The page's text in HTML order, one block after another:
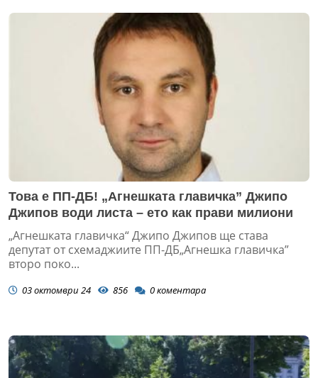
Това е ПП-ДБ! „Агнешката главичка” Джипо
Джипов води листа – ето как прави милиони
„Агнешката главичка“ Джипо Джипов ще става
депутат от схемаджиите ПП-ДБ„Агнешка главичка”
второ поко...
03 октомври 24 856 0коментара